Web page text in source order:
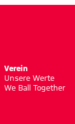
Verein
Unsere Werte
We Ball Together